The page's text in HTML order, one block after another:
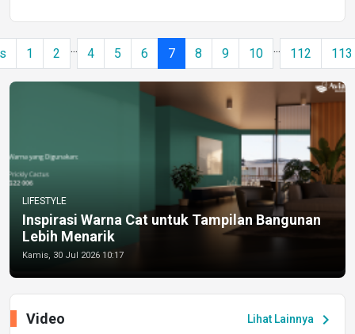
1 2 ... 4 5 6 7 8 9 10 ... 112 113
LIFESTYLE
Inspirasi Warna Cat untuk Tampilan Bangunan
Lebih Menarik
Kamis, 30 Jul 2026 10:17
Lihat Lainnya chevron_right
Video